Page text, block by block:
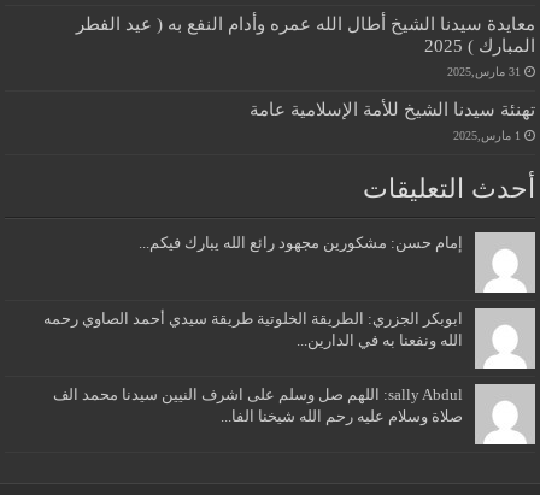
معايدة سيدنا الشيخ أطال الله عمره وأدام النفع به ( عيد الفطر
المبارك ) 2025
31 مارس,2025
تهنئة سيدنا الشيخ للأمة الإسلامية عامة
1 مارس,2025
أحدث التعليقات
إمام حسن: مشكورين مجهود رائع الله يبارك فيكم...
ابوبكر الجزري: الطريقة الخلوتية طريقة سيدي أحمد الصاوي رحمه
الله ونفعنا به في الدارين...
sally Abdul: اللهم صل وسلم على اشرف النيين سيدنا محمد الف
صلاة وسلام عليه رحم الله شيخنا الفا...